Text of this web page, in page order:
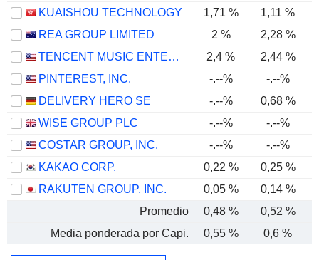
KUAISHOU TECHNOLOGY
1,71 % 1,11 %
REA GROUP LIMITED
2 % 2,28 %
TENCENT MUSIC ENTERTAINMENT GROUP
2,4 %
2,44 %
PINTEREST, INC.
-.--% -.--%
DELIVERY HERO SE
-.--% 0,68 %
WISE GROUP PLC
-.--% -.--%
COSTAR GROUP, INC.
-.--% -.--%
KAKAO CORP.
0,22 % 0,25 %
RAKUTEN GROUP, INC.
0,05 %
0,14 %
Promedio
0,48 % 0,52 %
Media ponderada por Capi.
0,55 % 0,6 %